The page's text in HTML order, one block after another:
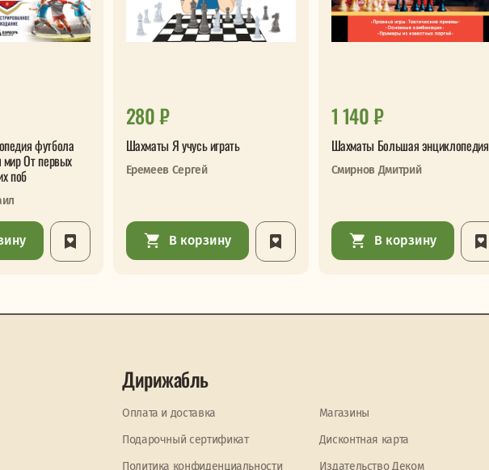
футбола
мир От первых
поб
280 ₽
Шахматы Я учусь играть
Еремеев Сергей
В корзину
1 140 ₽
Шахматы Большая энциклопедия
Смирнов Дмитрий
В корзину
Дирижабль
Оплата и доставка
Магазины
Подарочный сертификат
Дисконтная карта
Политика конфиденциальности
Издательство Деком